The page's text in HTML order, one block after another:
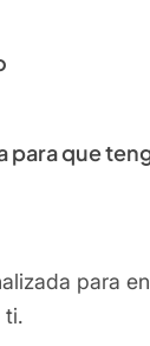
para que
para
ti.